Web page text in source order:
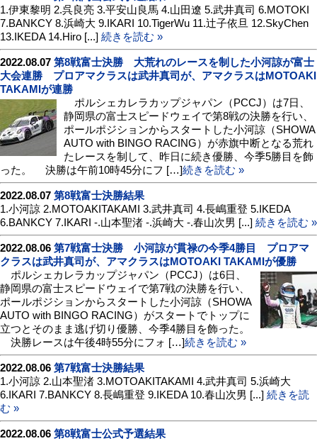
1.伊東黎明 2.呉良亮 3.平安山良馬 4.山田遼 5.武井真司 6.MOTOKI
7.BANKCY 8.浜崎大 9.IKARI 10.TigerWu 11.辻子依旦 12.SkyChen
13.IKEDA 14.Hiro [...] 続きを読む »
2022.08.07 第8戦富士決勝 大荒れのレースを制した小河諒が富士
大会連勝 プロアマクラスは武井真司が、アマクラスはMOTOAKI
TAKAMIが連勝
ポルシェカレラカップジャパン（PCCJ）は7日、
静岡県の富士スピードウェイで第8戦の決勝を行い、
ポールポジションからスタートした小河諒（SHOWA
AUTO with BINGO RACING）が赤旗中断となる荒れ
たレースを制して、昨日に続き優勝、今季5勝目を飾
った。 決勝は午前10時45分にフ […]続きを読む »
2022.08.07 第8戦富士決勝結果
1.小河諒 2.MOTOAKITAKAMI 3.武井真司 4.長嶋重登 5.IKEDA
6.BANKCY 7.IKARI -.山本聖渚 -.浜崎大 -.春山次男 [...] 続きを読む »
2022.08.06 第7戦富士決勝 小河諒が貫禄の今季4勝目 プロアマ
クラスは武井真司が、アマクラスはMOTOAKI TAKAMIが優勝
ポルシェカレラカップジャパン（PCCJ）は6日、
静岡県の富士スピードウェイで第7戦の決勝を行い、
ポールポジションからスタートした小河諒（SHOWA
AUTO with BINGO RACING）がスタートでトップに
立つとそのまま逃げ切り優勝、今季4勝目を飾った。
決勝レースは午後4時55分にフォ […]続きを読む »
2022.08.06 第7戦富士決勝結果
1.小河諒 2.山本聖渚 3.MOTOAKITAKAMI 4.武井真司 5.浜崎大
6.IKARI 7.BANKCY 8.長嶋重登 9.IKEDA 10.春山次男 [...] 続きを読
む »
2022.08.06 第8戦富士公式予選結果